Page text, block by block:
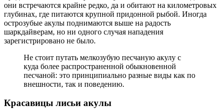
они встречаются крайне редко, да и обитают на километровых
глубинах, где питаются крупной придонной рыбой. Иногда
острозубые акулы поднимаются выше на радость
шаркдайверам, но ни одного случая нападения
зарегистрировано не было.
Не стоит путать мелкозубую песчаную акулу с
куда более распространенной обыкновенной
песчаной: это принципиально разные виды как по
внешности, так и поведению.
Красавицы лисьи акулы